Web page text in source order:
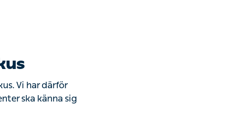
Vi har därför
ska känna sig